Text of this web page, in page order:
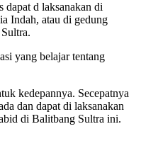
dapat d laksanakan di
Indah, atau di gedung
yang belajar tentang
kedepannya. Secepatnya
dan dapat di laksanakan
di Balitbang Sultra ini.